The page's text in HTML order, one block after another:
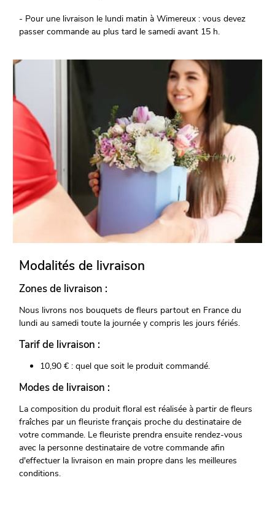
- Pour une livraison le lundi matin à Wimereux : vous devez
passer commande au plus tard le samedi avant 15 h.
Modalités de livraison
Zones de livraison :
Nous livrons nos bouquets de fleurs partout en France du
lundi au samedi toute la journée y compris les jours fériés.
Tarif de livraison :
10,90 € : quel que soit le produit commandé.
Modes de livraison :
La composition du produit floral est réalisée à partir de fleurs
fraîches par un fleuriste français proche du destinataire de
votre commande. Le fleuriste prendra ensuite rendez-vous
avec la personne destinataire de votre commande afin
d'effectuer la livraison en main propre dans les meilleures
conditions.